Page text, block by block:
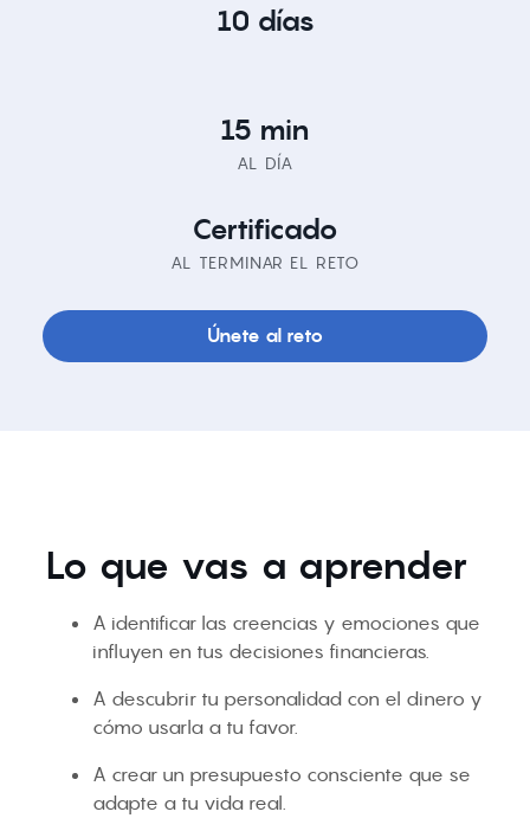
10 días
15 min
AL DÍA
Certificado
AL TERMINAR EL RETO
Únete al reto
Lo que vas a aprender
A identificar las creencias y emociones que
influyen en tus decisiones financieras.
A descubrir tu personalidad con el dinero y
cómo usarla a tu favor.
A crear un presupuesto consciente que se
adapte a tu vida real.